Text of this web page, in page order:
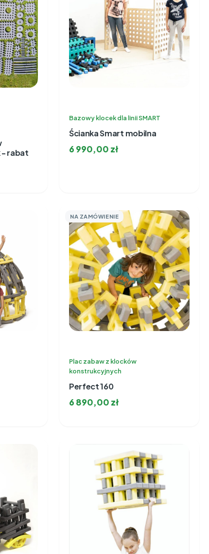
- rabat
Bazowy klocek dla linii SMART
Ścianka Smart mobilna
6 990,00 zł
NA ZAMÓWIENIE
Plac zabaw z klocków
konstrukcyjnych
Perfect 160
6 890,00 zł